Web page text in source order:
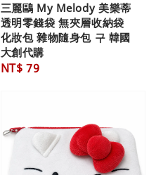
三麗鷗 My Melody 美樂蒂
透明零錢袋 無夾層收納袋
化妝包 雜物隨身包 구 韓國
大創代購
Regular
NT$ 79